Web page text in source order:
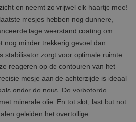
en neemt zo vrijwel elk haartje mee!
mesjes hebben nog dunnere,
lage weerstand coating om
nog minder trekkerig gevoel dan
stabilisator zorgt voor optimale ruimte
reageren op de contouren van het
mesje aan de achterzijde is ideaal
onder de neus. De verbeterde
minerale olie. En tot slot, last but not
geleiden het overtollige